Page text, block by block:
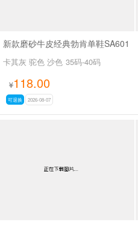
新款磨砂牛皮经典勃肯单鞋SA601
卡其灰 驼色 沙色 35码-40码
¥118.00
可退换 2026-08-07